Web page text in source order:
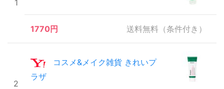
1
1770円 送料無料（条件付き）
2
コスメ&メイク雑貨 きれいプ
ラザ